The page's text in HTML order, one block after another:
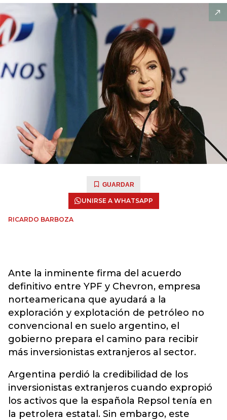
GUARDAR
UNIRSE A WHATSAPP
RICARDO BARBOZA
Ante la inminente firma del acuerdo
definitivo entre YPF y Chevron, empresa
norteamericana que ayudará a la
exploración y explotación de petróleo no
convencional en suelo argentino, el
gobierno prepara el camino para recibir
más inversionistas extranjeros al sector.
Argentina perdió la credibilidad de los
inversionistas extranjeros cuando expropió
los activos que la española Repsol tenía en
la petrolera estatal. Sin embargo, este